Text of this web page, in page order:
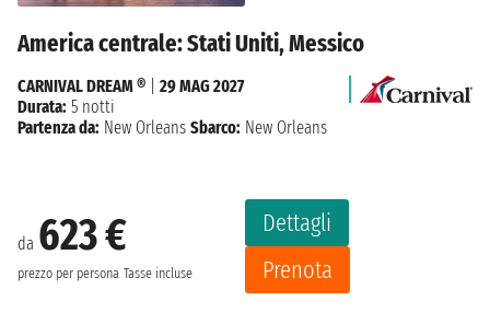
America centrale: Stati Uniti, Messico
da 623 €
prezzo per persona Tasse incluse
Dettagli
Prenota
CARNIVAL DREAM ®
29 MAG 2027
Durata: 5 notti
Partenza da: New Orleans Sbarco: New Orleans